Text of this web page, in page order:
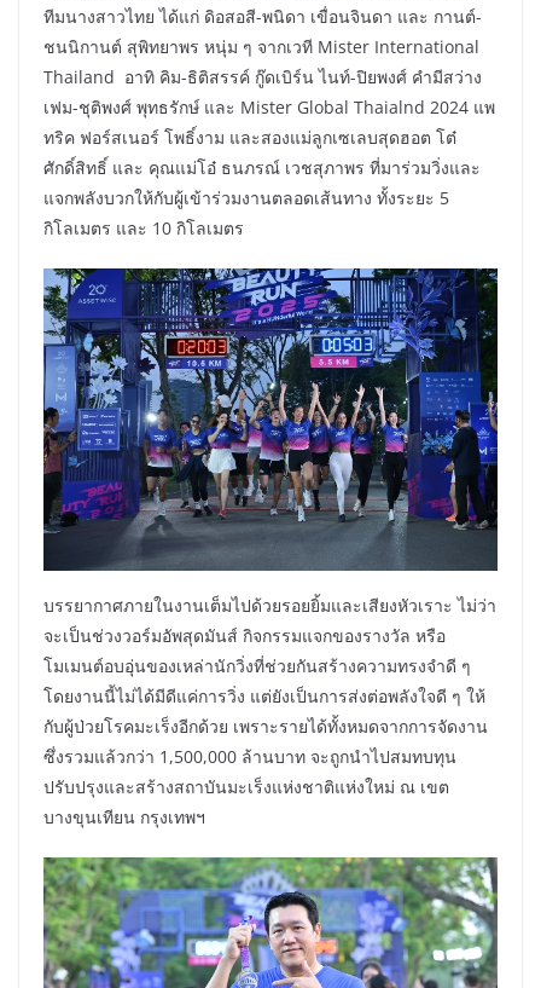
ทีมนางสาวไทย ได้แก่ ดิอสอสี-พนิดา เขื่อนจินดา และ กานต์-
ชนนิกานต์ สุพิทยาพร หนุ่ม ๆ จากเวที Mister International
Thailand อาทิ คิม-ธิติสรรค์ กู๊ดเบิร์น ไนท์-ปิยพงศ์ คำมีสว่าง
เฟม-ชุติพงศ์ พุทธรักษ์ และ Mister Global Thaialnd 2024 แพ
ทริค ฟอร์สเนอร์ โพธิ์งาม และสองแม่ลูกเซเลบสุดฮอต โต๋
ศักดิ์สิทธิ์ และ คุณแม่โอ๋ ธนภรณ์ เวชสุภาพร ที่มาร่วมวิ่งและ
แจกพลังบวกให้กับผู้เข้าร่วมงานตลอดเส้นทาง ทั้งระยะ 5
กิโลเมตร และ 10 กิโลเมตร
บรรยากาศภายในงานเต็มไปด้วยรอยยิ้มและเสียงหัวเราะ ไม่ว่า
จะเป็นช่วงวอร์มอัพสุดมันส์ กิจกรรมแจกของรางวัล หรือ
โมเมนต์อบอุ่นของเหล่านักวิ่งที่ช่วยกันสร้างความทรงจำดี ๆ
โดยงานนี้ไม่ได้มีดีแค่การวิ่ง แต่ยังเป็นการส่งต่อพลังใจดี ๆ ให้
กับผู้ป่วยโรคมะเร็งอีกด้วย เพราะรายได้ทั้งหมดจากการจัดงาน
ซึ่งรวมแล้วกว่า 1,500,000 ล้านบาท จะถูกนำไปสมทบทุน
ปรับปรุงและสร้างสถาบันมะเร็งแห่งชาติแห่งใหม่ ณ เขต
บางขุนเทียน กรุงเทพฯ